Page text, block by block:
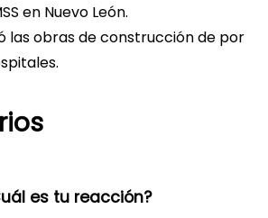
en Nuevo León.
las obras de construcción de por